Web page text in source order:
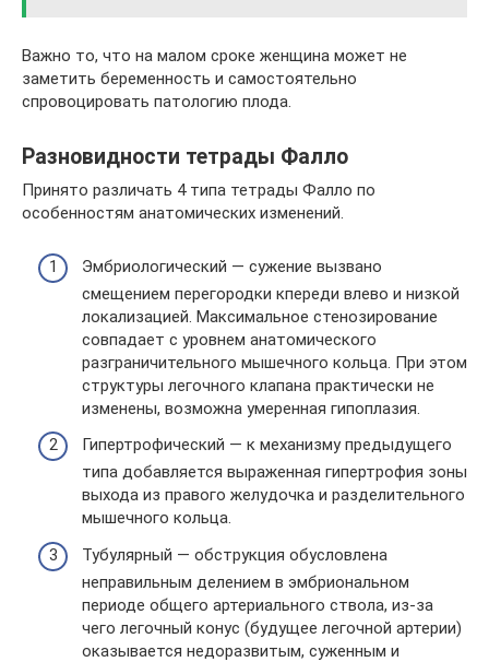
Важно то, что на малом сроке женщина может не
заметить беременность и самостоятельно
спровоцировать патологию плода.
Разновидности тетрады Фалло
Принято различать 4 типа тетрады Фалло по
особенностям анатомических изменений.
Эмбриологический — сужение вызвано
смещением перегородки кпереди влево и низкой
локализацией. Максимальное стенозирование
совпадает с уровнем анатомического
разграничительного мышечного кольца. При этом
структуры легочного клапана практически не
изменены, возможна умеренная гипоплазия.
Гипертрофический — к механизму предыдущего
типа добавляется выраженная гипертрофия зоны
выхода из правого желудочка и разделительного
мышечного кольца.
Тубулярный — обструкция обусловлена
неправильным делением в эмбриональном
периоде общего артериального ствола, из-за
чего легочный конус (будущее легочной артерии)
оказывается недоразвитым, суженным и